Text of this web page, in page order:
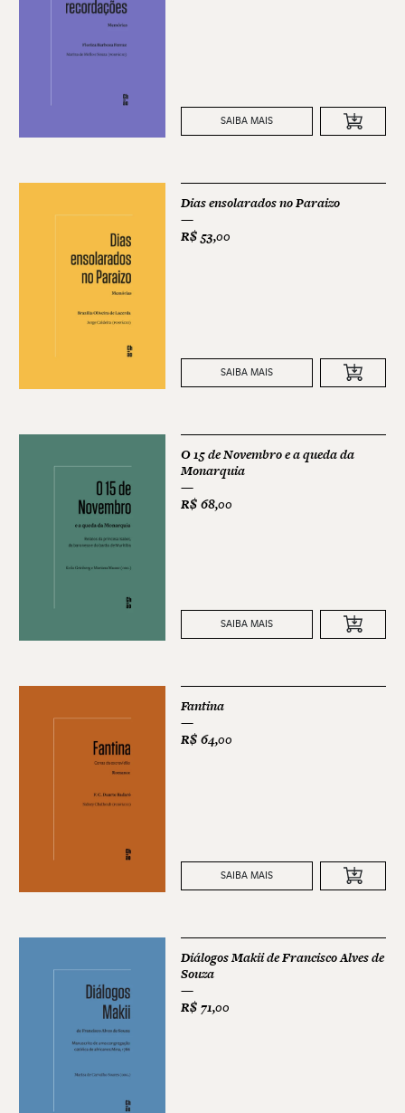
SAIBA MAIS
Dias ensolarados no Paraizo
R$ 53,00
SAIBA MAIS
O 15 de Novembro e a queda da
Monarquia
R$ 68,00
SAIBA MAIS
Fantina
R$ 64,00
SAIBA MAIS
Diálogos Makii de Francisco Alves de
Souza
R$ 71,00